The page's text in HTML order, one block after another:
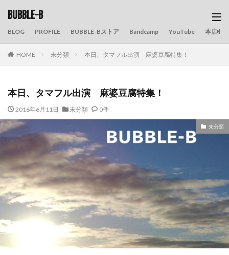
BUBBLE-B
BLOG PROFILE BUBBLE-Bストア Bandcamp YouTube 本店の旅
HOME 未分類 本日、タマフル出演 麻婆豆腐特集！
本日、タマフル出演 麻婆豆腐特集！
2016年6月11日 未分類 0件
未分類